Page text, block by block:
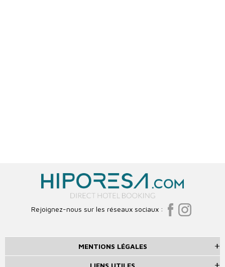
Rejoignez-nous sur les réseaux sociaux :
MENTIONS LÉGALES
LIENS UTILES